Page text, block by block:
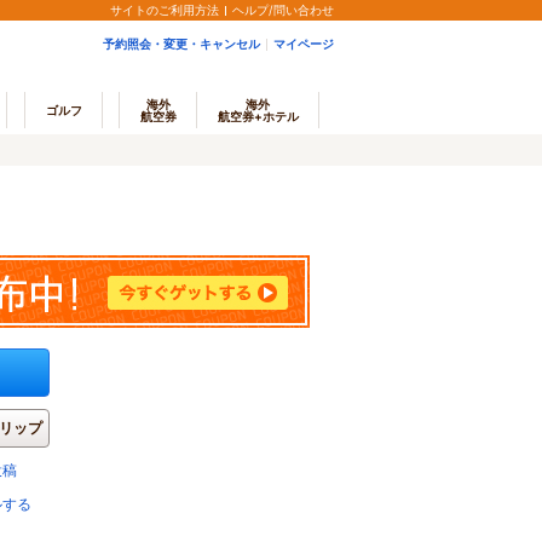
サイトのご利用方法 ヘルプ/問い合わせ
予約照会・変更・キャンセル マイページ
ゴルフ
海外
航空券
海外
航空券+ホテル
ップ
る